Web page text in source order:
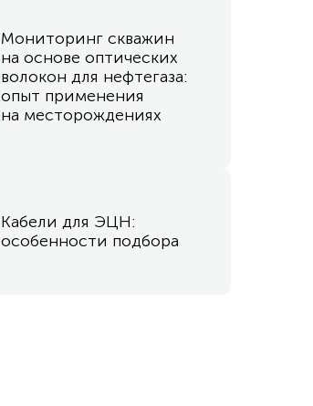
Мониторинг скважин
на основе оптических
волокон для нефтегаза:
опыт применения
на месторождениях
Кабели для ЭЦН:
особенности подбора